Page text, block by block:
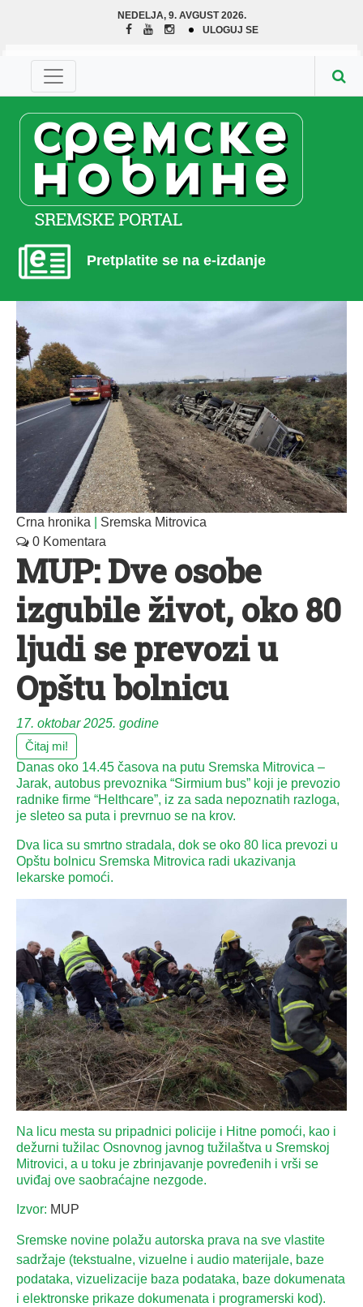
NEDELJA, 9. AVGUST 2026.
ULOGUJ SE
Pretplatite se na e-izdanje
Crna hronika
Sremska Mitrovica
0 Komentara
MUP: Dve osobe
izgubile život, oko 80
ljudi se prevozi u
Opštu bolnicu
17. oktobar 2025. godine
Čitaj mi!
Danas oko 14.45 časova na putu Sremska Mitrovica –
Jarak, autobus prevoznika “Sirmium bus” koji je prevozio
radnike firme “Helthcare”, iz za sada nepoznatih razloga,
je sleteo sa puta i prevrnuo se na krov.
Dva lica su smrtno stradala, dok se oko 80 lica prevozi u
Opštu bolnicu Sremska Mitrovica radi ukazivanja
lekarske pomoći.
Na licu mesta su pripadnici policije i Hitne pomoći, kao i
dežurni tužilac Osnovnog javnog tužilaštva u Sremskoj
Mitrovici, a u toku je zbrinjavanje povređenih i vrši se
uviđaj ove saobraćajne nezgode.
Izvor: MUP
Sremske novine polažu autorska prava na sve vlastite
sadržaje (tekstualne, vizuelne i audio materijale, baze
podataka, vizuelizacije baza podataka, baze dokumenata
i elektronske prikaze dokumenata i programerski kod).